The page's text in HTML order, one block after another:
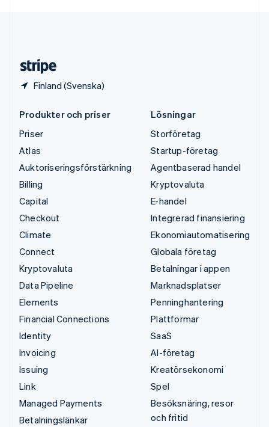
Finland (Svenska)
Produkter och priser
Priser
Atlas
Auktoriseringsförstärkning
Billing
Capital
Checkout
Climate
Connect
Kryptovaluta
Data Pipeline
Elements
Financial Connections
Identity
Invoicing
Issuing
Link
Managed Payments
Betalningslänkar
Lösningar
Storföretag
Startup-företag
Agentbaserad handel
Kryptovaluta
E-handel
Integrerad finansiering
Ekonomiautomatisering
Globala företag
Betalningar i appen
Marknadsplatser
Penninghantering
Plattformar
SaaS
AI-företag
Kreatörsekonomi
Spel
Besöksnäring, resor
och fritid